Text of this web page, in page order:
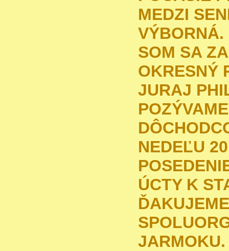
MEDZI
VÝBORNÁ.
SOM SA
OKRESNÝ
JURAJ
NEDEĽU
ÚCTY K
JARMOKU.